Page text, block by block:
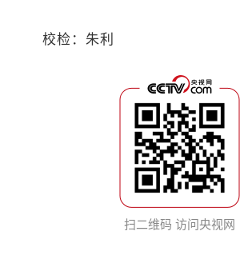
校检：朱利
扫二维码 访问央视网